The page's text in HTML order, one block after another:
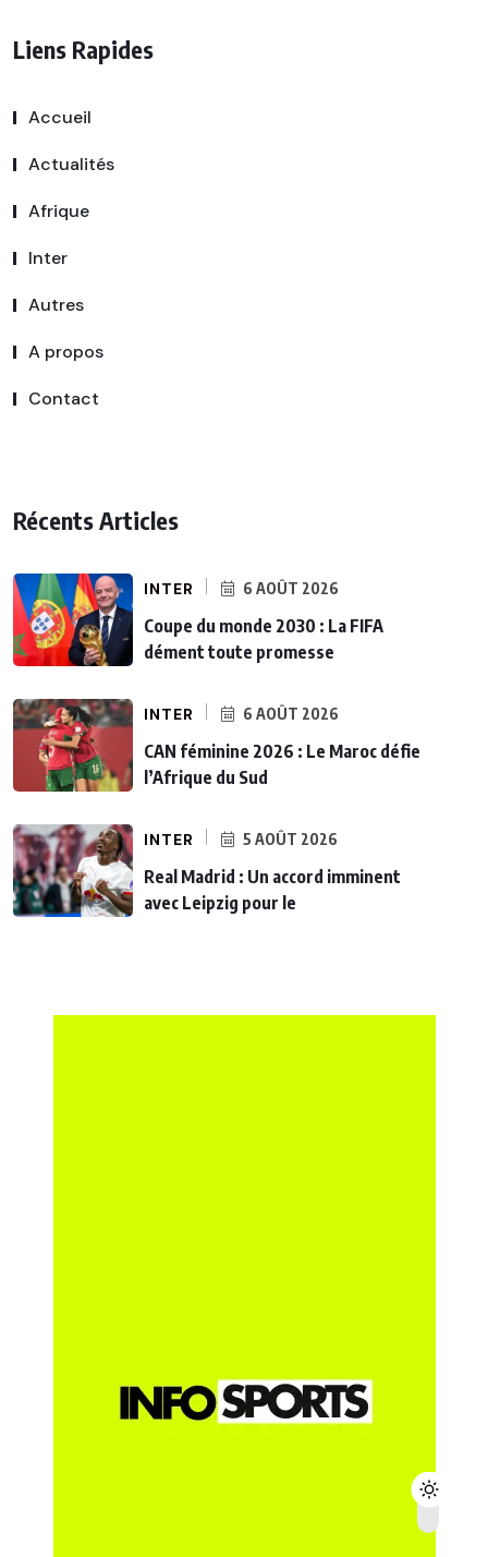
Liens Rapides
Accueil
Actualités
Afrique
Inter
Autres
A propos
Contact
Récents Articles
INTER 6 AOÛT 2026
Coupe du monde 2030 : La FIFA
dément toute promesse
INTER 6 AOÛT 2026
CAN féminine 2026 : Le Maroc défie
l’Afrique du Sud
INTER 5 AOÛT 2026
Real Madrid : Un accord imminent
avec Leipzig pour le